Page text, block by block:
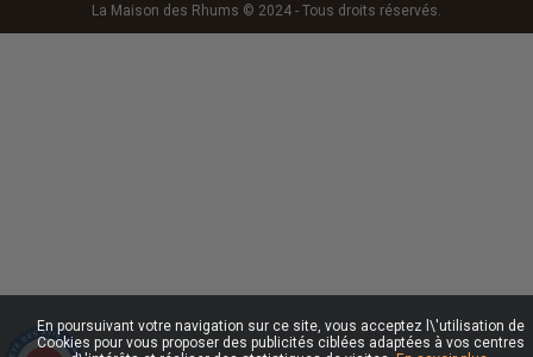
La Maison des Rhums © 2024 - Tous droits réservés.
En poursuivant votre navigation sur ce site, vous acceptez l\'utilisation de
Cookies pour vous proposer des publicités ciblées adaptées à vos centres